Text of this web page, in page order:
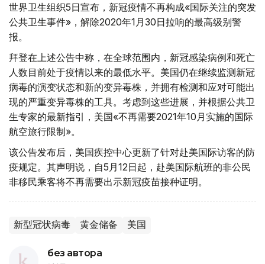
世界卫生组织5日宣布，新冠疫情不再构成«国际关注的突发
公共卫生事件»，解除2020年1月30日拉响的最高级别警
报。
拜登在上述公告中称，在全球范围内，新冠感染病例和死亡
人数目前处于疫情以来的最低水平。美国仍在继续监测新冠
病毒的演变状态和新的变异毒株，并拥有检测和应对可能出
现的严重变异毒株的工具。考虑到这些进展，并根据公共卫
生专家的最新指引，美国«不再需要2021年10月实施的国际
航空旅行限制»。
该公告发布后，美国疾控中心更新了针对赴美国际访客的防
疫规定。其声明说，自5月12日起，赴美国际航班的非公民
非移民乘客将不再需要出示新冠疫苗接种证明。
新型冠状病毒 黄金储备 美国
без автора